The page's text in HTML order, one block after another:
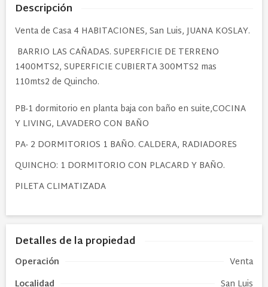
Descripción
Venta de Casa 4 HABITACIONES, San Luis, JUANA KOSLAY.
BARRIO LAS CAÑADAS. SUPERFICIE DE TERRENO
1400MTS2, SUPERFICIE CUBIERTA 300MTS2 mas
110mts2 de Quincho.
PB-1 dormitorio en planta baja con baño en suite,COCINA
Y LIVING, LAVADERO CON BAÑO
PA- 2 DORMITORIOS 1 BAÑO. CALDERA, RADIADORES
QUINCHO: 1 DORMITORIO CON PLACARD Y BAÑO.
PILETA CLIMATIZADA
Detalles de la propiedad
Operación
Venta